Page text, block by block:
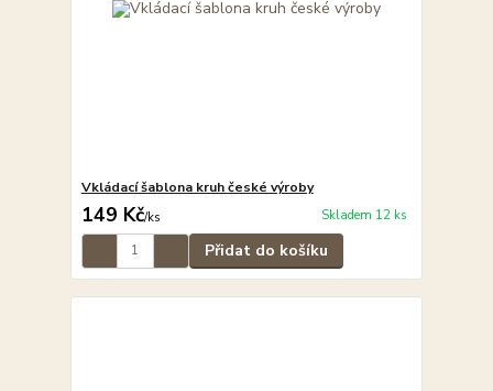
Vkládací šablona kruh české výroby
149 Kč/ks Skladem 12 ks
Přidat do košíku